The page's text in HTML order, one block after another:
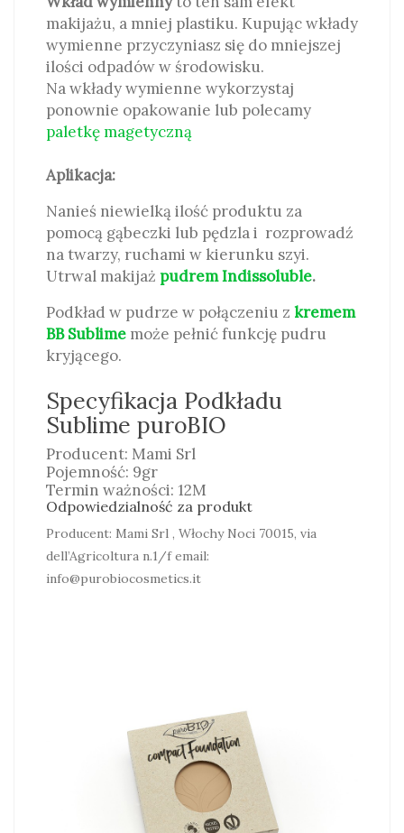
makijażu, a mniej plastiku. Kupując wkłady
wymienne przyczyniasz się do mniejszej
ilości odpadów w środowisku.
Na wkłady wymienne wykorzystaj
ponownie opakowanie lub polecamy
paletkę magetyczną
Aplikacja:
Nanieś niewielką ilość produktu za
pomocą gąbeczki lub pędzla i rozprowadź
na twarzy, ruchami w kierunku szyi.
Utrwal makijaż pudrem Indissoluble.
Podkład w pudrze w połączeniu z kremem
BB Sublime może pełnić funkcję pudru
kryjącego.
Specyfikacja Podkładu
Sublime puroBIO
Producent: Mami Srl
Pojemność: 9gr
Termin ważności: 12M
Odpowiedzialność za produkt
Producent: Mami Srl , Włochy Noci 70015, via
dell’Agricoltura n.1/f email:
info@purobiocosmetics.it